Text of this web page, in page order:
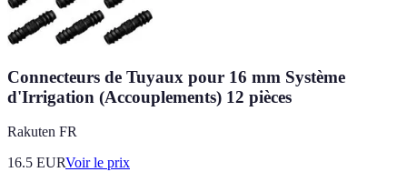
Connecteurs de Tuyaux pour 16 mm Système
d'Irrigation (Accouplements) 12 pièces
Rakuten FR
16.5 EURVoir le prix